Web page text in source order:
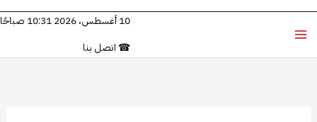
10 أغسطس، 2026 10:31 صباحًا
☎ اتصل بنا